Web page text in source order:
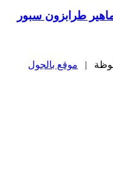
طرابزون سبور
موقع بالجول